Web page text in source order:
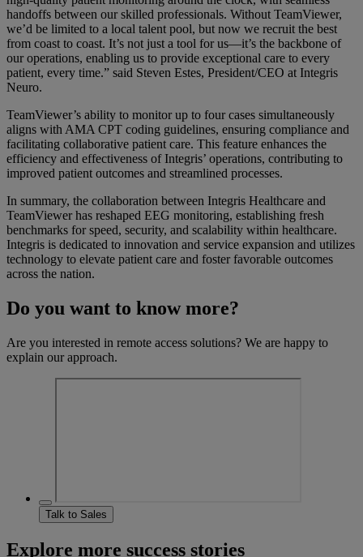
handoffs between our skilled professionals. Without TeamViewer,
we’d be limited to a local talent pool, but now we recruit the best
from coast to coast. It’s not just a tool for us—it’s the backbone of
our operations, enabling us to provide exceptional care to every
patient, every time.” said Steven Estes, President/CEO at Integris
Neuro.
TeamViewer’s ability to monitor up to four cases simultaneously
aligns with AMA CPT coding guidelines, ensuring compliance and
facilitating collaborative patient care. This feature enhances the
efficiency and effectiveness of Integris’ operations, contributing to
improved patient outcomes and streamlined processes.
In summary, the collaboration between Integris Healthcare and
TeamViewer has reshaped EEG monitoring, establishing fresh
benchmarks for speed, security, and scalability within healthcare.
Integris is dedicated to innovation and service expansion and utilizes
technology to elevate patient care and foster favorable outcomes
across the nation.
Do you want to know more?
Are you interested in remote access solutions? We are happy to
explain our approach.
Talk to Sales
Explore more success stories